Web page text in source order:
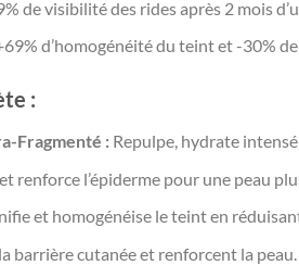
de visibilité des rides après 2 mois
d’homogénéité du teint et -30%
:
Fragmenté :Repulpe, hydrate
renforce l’épiderme pour une peau
et homogénéise le teint en
barrière cutanée et renforcent la peau.